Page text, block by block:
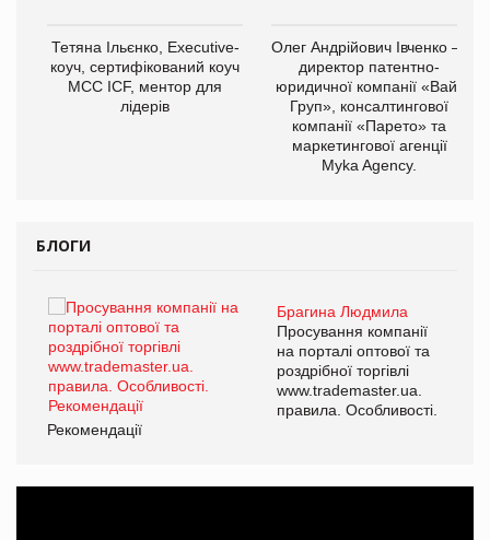
Тетяна Ільєнко, Executive-
коуч, сертифікований коуч
МСС ICF, ментор для
лідерів
Олег Андрійович Івченко —
директор патентно-
юридичної компанії «Вайз
Груп», консалтингової
компанії «Парето» та
маркетингової агенції
Myka Agency.
БЛОГИ
Брагина Людмила
Просування компанії
на порталі оптової та
роздрібної торгівлі
www.trademaster.ua.
правила. Особливості.
Рекомендації